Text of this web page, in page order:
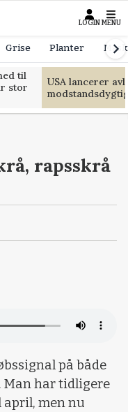
LOGIN MENU
Grise Planter
til
stor
USA lancerer
rapsskrå
på både
Man har tidligere
men nu